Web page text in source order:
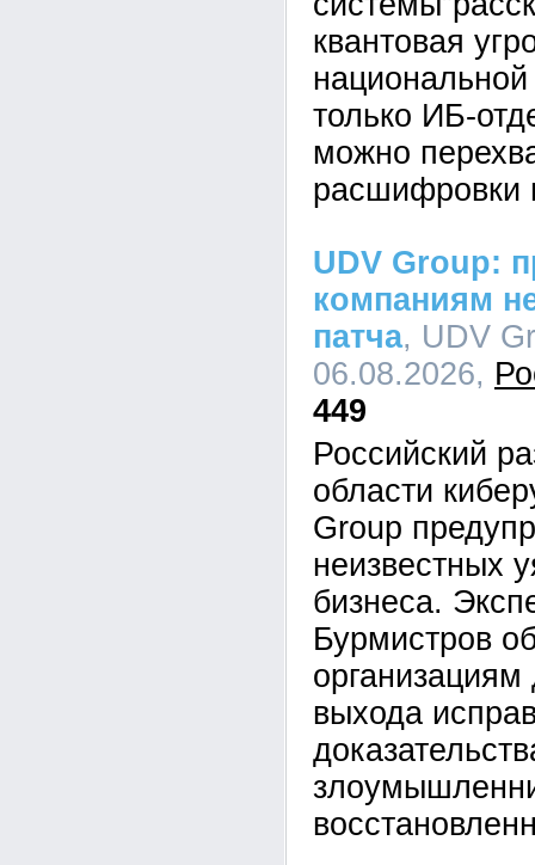
квантовая
только ИБ-
можно
расшифровки
UDV Group:
компаниям
патча, UDV
06.08.2026,
449
Российский
области
Group
неизвестных
бизнеса.
Бурмистров
организациям
выхода